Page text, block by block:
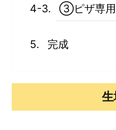
③ピザ専用
完成
生